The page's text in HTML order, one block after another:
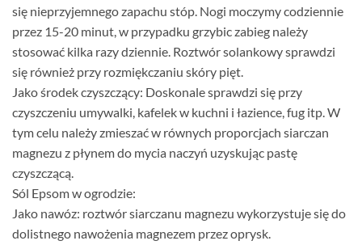
się nieprzyjemnego zapachu stóp. Nogi moczymy codziennie
przez 15-20 minut, w przypadku grzybic zabieg należy
stosować kilka razy dziennie. Roztwór solankowy sprawdzi
się również przy rozmiękczaniu skóry pięt.
Jako środek czyszczący: Doskonale sprawdzi się przy
czyszczeniu umywalki, kafelek w kuchni i łazience, fug itp. W
tym celu należy zmieszać w równych proporcjach siarczan
magnezu z płynem do mycia naczyń uzyskując pastę
czyszczącą.
Sól Epsom w ogrodzie:
Jako nawóz: roztwór siarczanu magnezu wykorzystuje się do
dolistnego nawożenia magnezem przez oprysk.